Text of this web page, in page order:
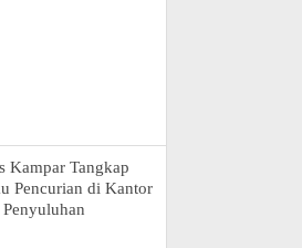
Kampar Tangkap
Pencurian di Kantor